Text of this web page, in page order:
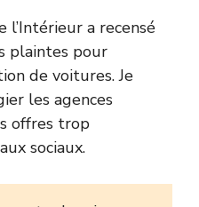
l’Intérieur a recensé
plaintes pour
de voitures. Je
les agences
offres trop
sociaux.